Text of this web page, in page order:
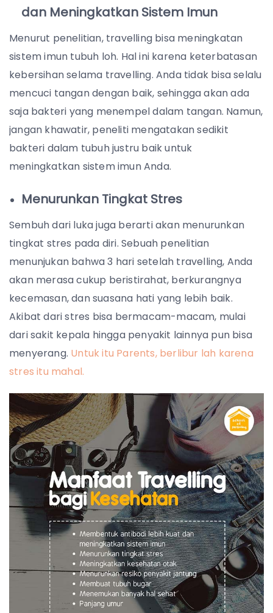
dan Meningkatkan Sistem Imun
Menurut penelitian, travelling bisa meningkatan
sistem imun tubuh loh. Hal ini karena keterbatasan
kebersihan selama travelling. Anda tidak bisa selalu
mencuci tangan dengan baik, sehingga akan ada
saja bakteri yang menempel dalam tangan. Namun,
jangan khawatir, peneliti mengatakan sedikit
bakteri dalam tubuh justru baik untuk
meningkatkan sistem imun Anda.
Menurunkan Tingkat Stres
Sembuh dari luka juga berarti akan menurunkan
tingkat stres pada diri. Sebuah penelitian
menunjukan bahwa 3 hari setelah travelling, Anda
akan merasa cukup beristirahat, berkurangnya
kecemasan, dan suasana hati yang lebih baik.
Akibat dari stres bisa bermacam-macam, mulai
dari sakit kepala hingga penyakit lainnya pun bisa
menyerang. Untuk itu Parents, berlibur lah karena
stres itu mahal.